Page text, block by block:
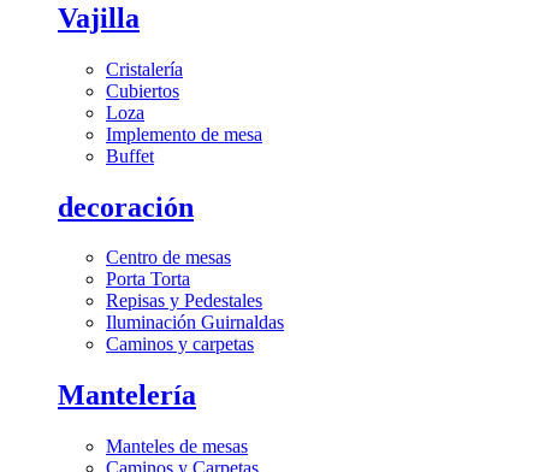
Vajilla
Cristalería
Cubiertos
Loza
Implemento de mesa
Buffet
decoración
Centro de mesas
Porta Torta
Repisas y Pedestales
Iluminación Guirnaldas
Caminos y carpetas
Mantelería
Manteles de mesas